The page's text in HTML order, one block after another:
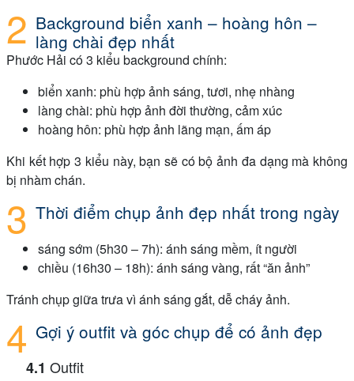
Background biển xanh – hoàng hôn –
làng chài đẹp nhất
Phước Hải có 3 kiểu background chính:
biển xanh: phù hợp ảnh sáng, tươi, nhẹ nhàng
làng chài: phù hợp ảnh đời thường, cảm xúc
hoàng hôn: phù hợp ảnh lãng mạn, ấm áp
Khi kết hợp 3 kiểu này, bạn sẽ có bộ ảnh đa dạng mà không
bị nhàm chán.
Thời điểm chụp ảnh đẹp nhất trong ngày
sáng sớm (5h30 – 7h): ánh sáng mềm, ít người
chiều (16h30 – 18h): ánh sáng vàng, rất “ăn ảnh”
Tránh chụp giữa trưa vì ánh sáng gắt, dễ cháy ảnh.
Gợi ý outfit và góc chụp để có ảnh đẹp
Outfit